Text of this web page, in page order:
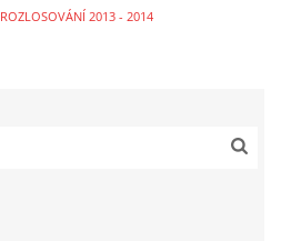
ROZLOSOVÁNÍ 2013 - 2014